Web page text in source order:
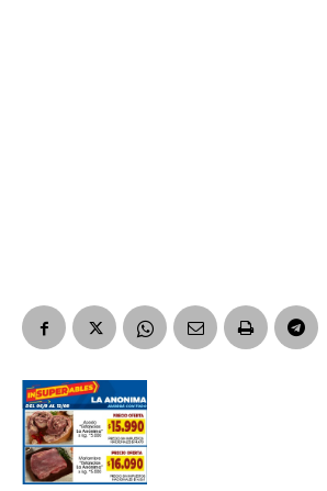
Nombre
Apellidos
Número de teléfono